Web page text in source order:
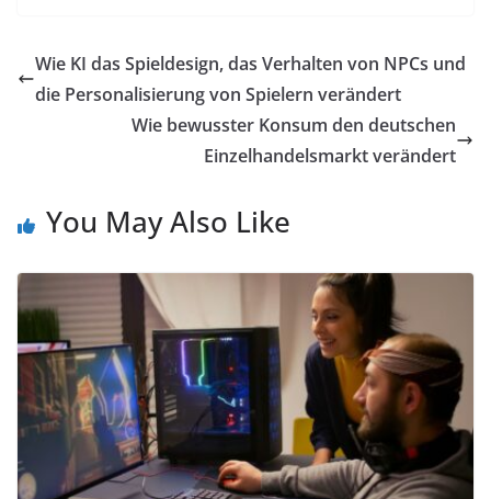
Wie KI das Spieldesign, das Verhalten von NPCs und
die Personalisierung von Spielern verändert
Wie bewusster Konsum den deutschen
Einzelhandelsmarkt verändert
You May Also Like